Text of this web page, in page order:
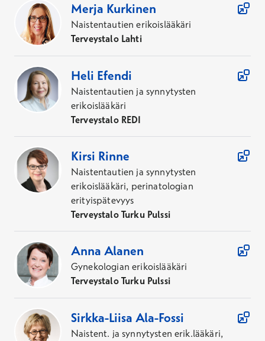
Merja Kurkinen
Naistentautien erikoislääkäri
Terveystalo Lahti
Heli Efendi
Naistentautien ja synnytysten
erikoislääkäri
Terveystalo REDI
Kirsi Rinne
Naistentautien ja synnytysten
erikoislääkäri, perinatologian
erityispätevyys
Terveystalo Turku Pulssi
Anna Alanen
Gynekologian erikoislääkäri
Terveystalo Turku Pulssi
Sirkka-Liisa Ala-Fossi
Naistent. ja synnytysten erik.lääkäri,